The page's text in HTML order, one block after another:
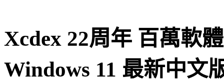
Xcdex 22周年 百萬軟
Windows 11 最新中文